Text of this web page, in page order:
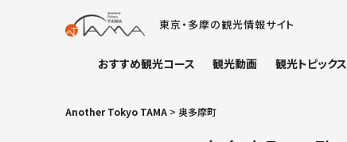
東京・多摩の観光情報サイト
おすすめ観光コース 観光動画 観光トピックス
Another Tokyo TAMA > 奥多摩町